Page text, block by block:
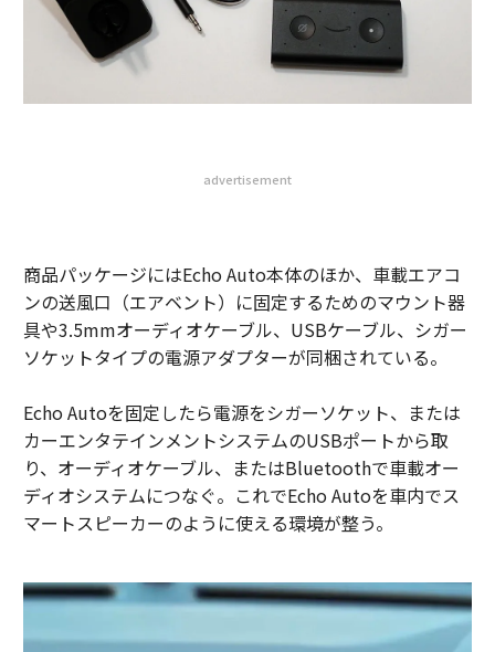
advertisement
商品パッケージにはEcho Auto本体のほか、車載エアコ
ンの送風口（エアベント）に固定するためのマウント器
具や3.5mmオーディオケーブル、USBケーブル、シガー
ソケットタイプの電源アダプターが同梱されている。
Echo Autoを固定したら電源をシガーソケット、または
カーエンタテインメントシステムのUSBポートから取
り、オーディオケーブル、またはBluetoothで車載オー
ディオシステムにつなぐ。これでEcho Autoを車内でス
マートスピーカーのように使える環境が整う。